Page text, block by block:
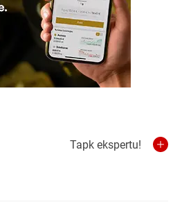
Tapk ekspertu!